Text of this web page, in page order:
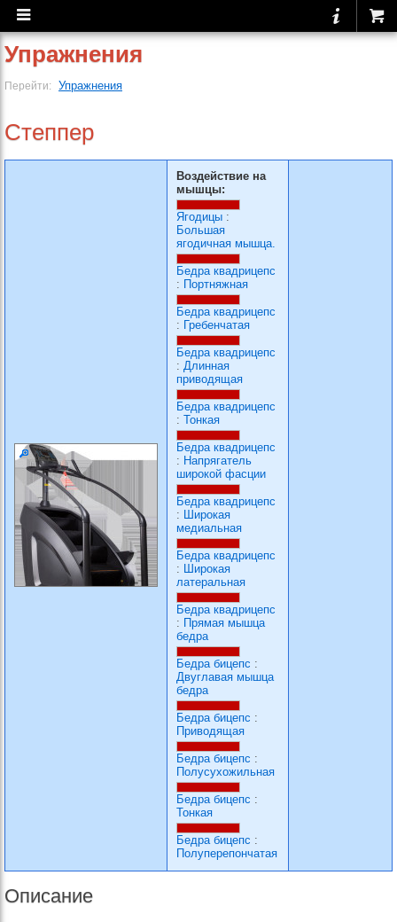
Упражнения
Перейти: Упражнения
Степпер
Воздействие на
мышцы:
Ягодицы :
Большая
ягодичная мышца.
Бедра квадрицепс
: Портняжная
Бедра квадрицепс
: Гребенчатая
Бедра квадрицепс
: Длинная
приводящая
Бедра квадрицепс
: Тонкая
Бедра квадрицепс
: Напрягатель
широкой фасции
Бедра квадрицепс
: Широкая
медиальная
Бедра квадрицепс
: Широкая
латеральная
Бедра квадрицепс
: Прямая мышца
бедра
Бедра бицепс :
Двуглавая мышца
бедра
Бедра бицепс :
Приводящая
Бедра бицепс :
Полусухожильная
Бедра бицепс :
Тонкая
Бедра бицепс :
Полуперепончатая
Описание